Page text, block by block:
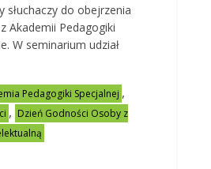
słuchaczy do obejrzenia
Akademii Pedagogiki
W seminarium udział
Pedagogiki Specjalnej ,
, Dzień Godności Osoby z